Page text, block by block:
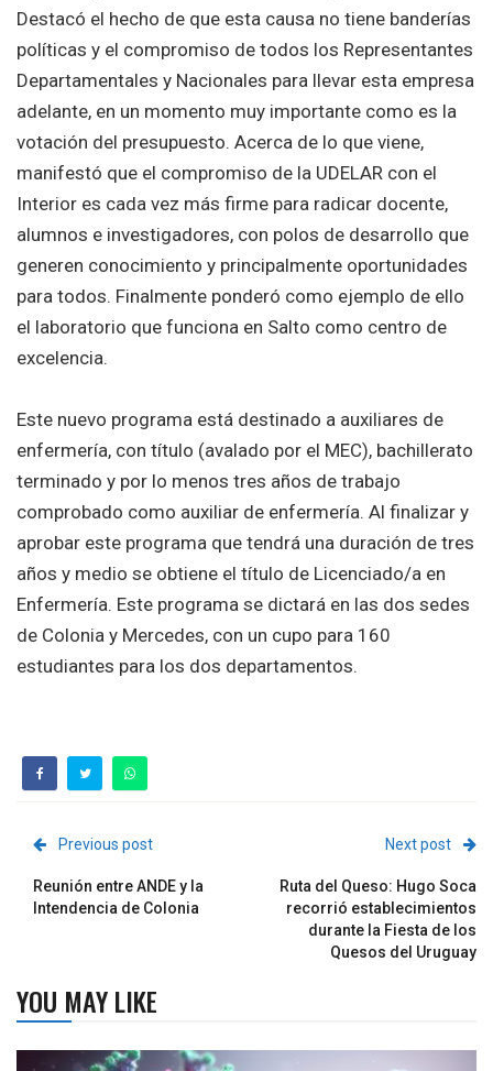
Destacó el hecho de que esta causa no tiene banderías
políticas y el compromiso de todos los Representantes
Departamentales y Nacionales para llevar esta empresa
adelante, en un momento muy importante como es la
votación del presupuesto. Acerca de lo que viene,
manifestó que el compromiso de la UDELAR con el
Interior es cada vez más firme para radicar docente,
alumnos e investigadores, con polos de desarrollo que
generen conocimiento y principalmente oportunidades
para todos. Finalmente ponderó como ejemplo de ello
el laboratorio que funciona en Salto como centro de
excelencia.
Este nuevo programa está destinado a auxiliares de
enfermería, con título (avalado por el MEC), bachillerato
terminado y por lo menos tres años de trabajo
comprobado como auxiliar de enfermería. Al finalizar y
aprobar este programa que tendrá una duración de tres
años y medio se obtiene el título de Licenciado/a en
Enfermería. Este programa se dictará en las dos sedes
de Colonia y Mercedes, con un cupo para 160
estudiantes para los dos departamentos.
Previous post
Reunión entre ANDE y la
Intendencia de Colonia
Next post
Ruta del Queso: Hugo Soca
recorrió establecimientos
durante la Fiesta de los
Quesos del Uruguay
YOU MAY LIKE